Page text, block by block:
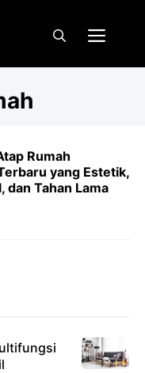
Rumah
yang Estetik,
dan Tahan Lama